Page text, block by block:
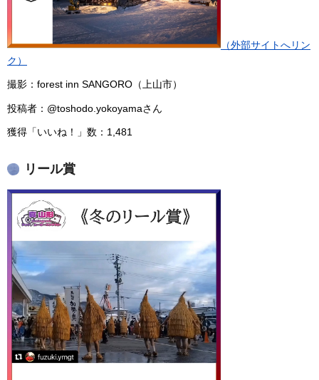
（外部サイトへリン
ク）
撮影：forest inn SANGORO（上山市）
投稿者：@toshodo.yokoyamaさん
獲得「いいね！」数：1,481
リール賞